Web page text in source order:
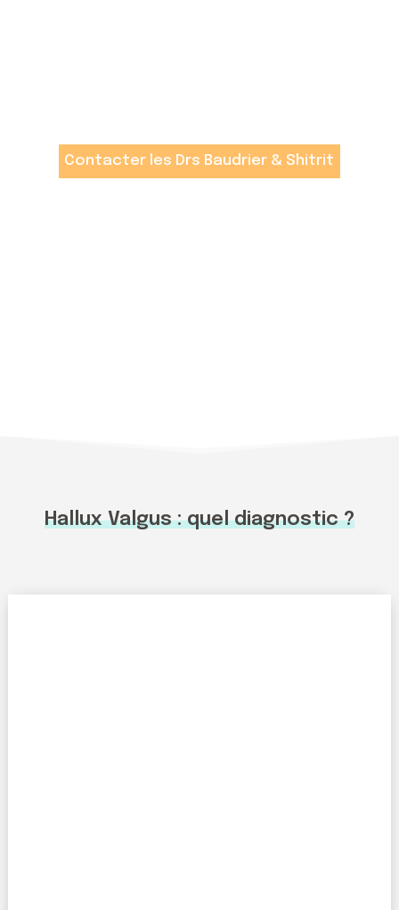
Contacter les Drs Baudrier & Shitrit
Hallux Valgus : quel diagnostic ?